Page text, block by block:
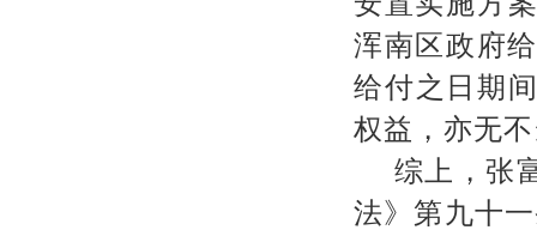
浑南区政府
给付之日期
权益，亦无
综上，张
法》第九十